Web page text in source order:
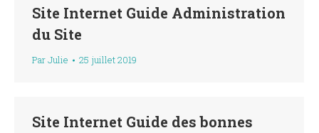
Site Internet Guide Administration
du Site
ParJulie 25 juillet 2019
Site Internet Guide des bonnes